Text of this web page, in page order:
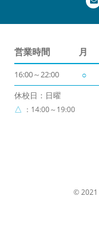
営業時間 月
16:00～22:00 ○
休校日：日曜
△ ：14:00～19:00
© 2021